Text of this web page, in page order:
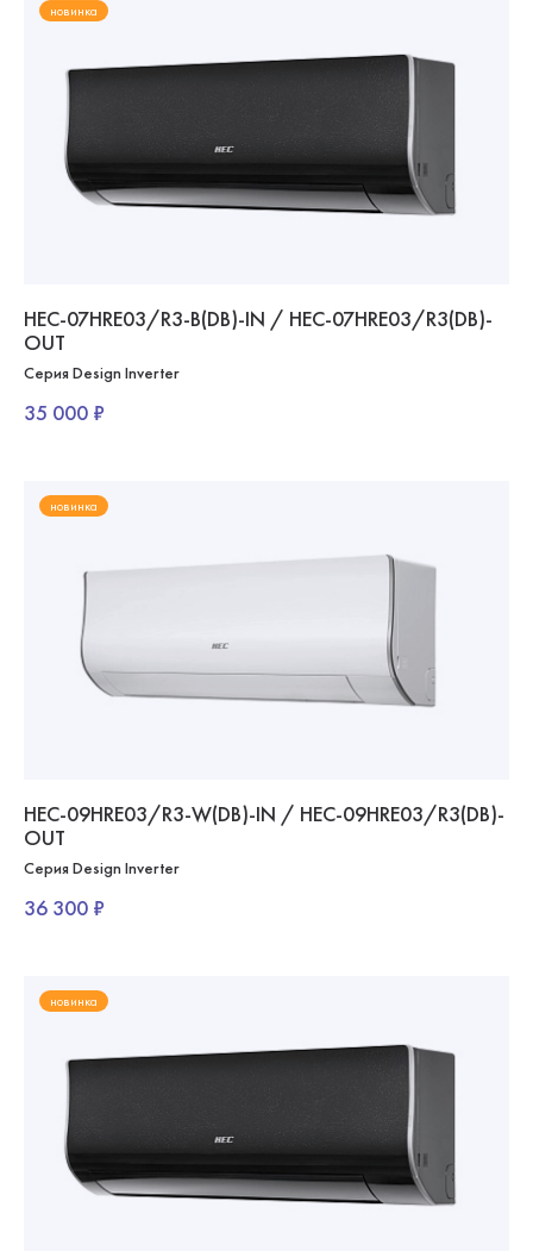
новинка
HEC-07HRE03/R3-B(DB)-IN / HEC-07HRE03/R3(DB)-
OUT
Серия Design Inverter
35 000 ₽
новинка
HEC-09HRE03/R3-W(DB)-IN / HEC-09HRE03/R3(DB)-
OUT
Серия Design Inverter
36 300 ₽
новинка